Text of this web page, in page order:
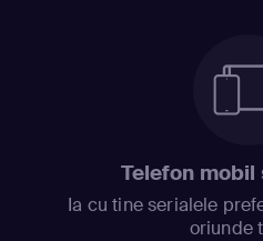
Telefon mobil
Ia cu tine serialele
oriunde